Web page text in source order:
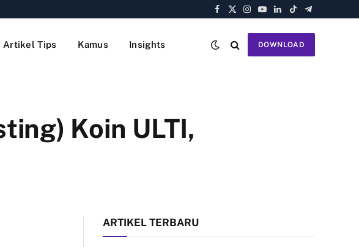
Facebook
X
Instagram
YouTube
LinkedIn
TikTokTelegram
Artikel Tips Kamus Insights DOWNLOAD
Koin ULTI,
ARTIKEL TERBARU